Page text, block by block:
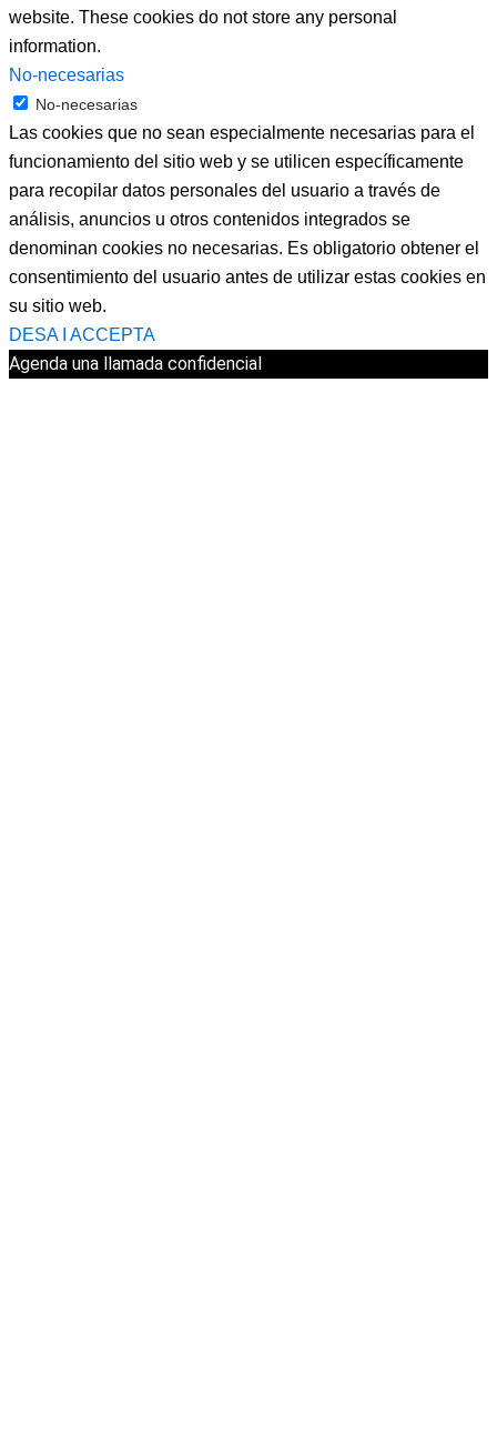
website. These cookies do not store any personal
information.
No-necesarias
No-necesarias
Las cookies que no sean especialmente necesarias para el
funcionamiento del sitio web y se utilicen específicamente
para recopilar datos personales del usuario a través de
análisis, anuncios u otros contenidos integrados se
denominan cookies no necesarias. Es obligatorio obtener el
consentimiento del usuario antes de utilizar estas cookies en
su sitio web.
DESA I ACCEPTA
Agenda una llamada confidencial